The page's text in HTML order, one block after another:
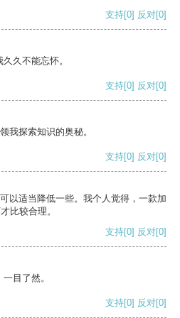
支持[0] 反对[0]
久不能忘怀。
支持[0] 反对[0]
我探索知识的奥秘。
支持[0] 反对[0]
以适当降低一些。我个人觉得，一款加
比较合理。
支持[0] 反对[0]
目了然。
支持[0] 反对[0]